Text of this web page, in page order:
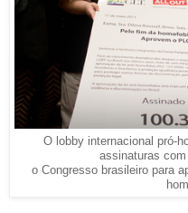
O lobby internacional pró-
assinaturas
o Congresso brasileiro para